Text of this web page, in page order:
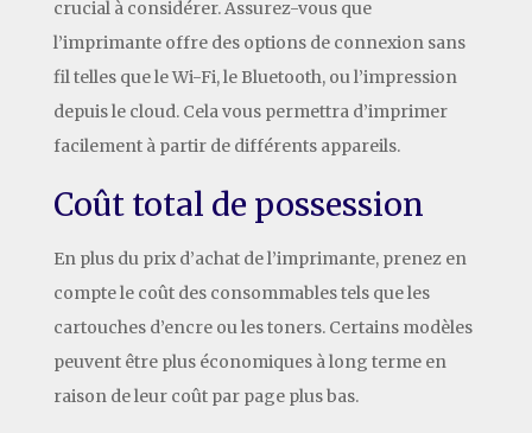
crucial à considérer. Assurez-vous que
l’imprimante offre des options de connexion sans
fil telles que le Wi-Fi, le Bluetooth, ou l’impression
depuis le cloud. Cela vous permettra d’imprimer
facilement à partir de différents appareils.
Coût total de possession
En plus du prix d’achat de l’imprimante, prenez en
compte le coût des consommables tels que les
cartouches d’encre ou les toners. Certains modèles
peuvent être plus économiques à long terme en
raison de leur coût par page plus bas.